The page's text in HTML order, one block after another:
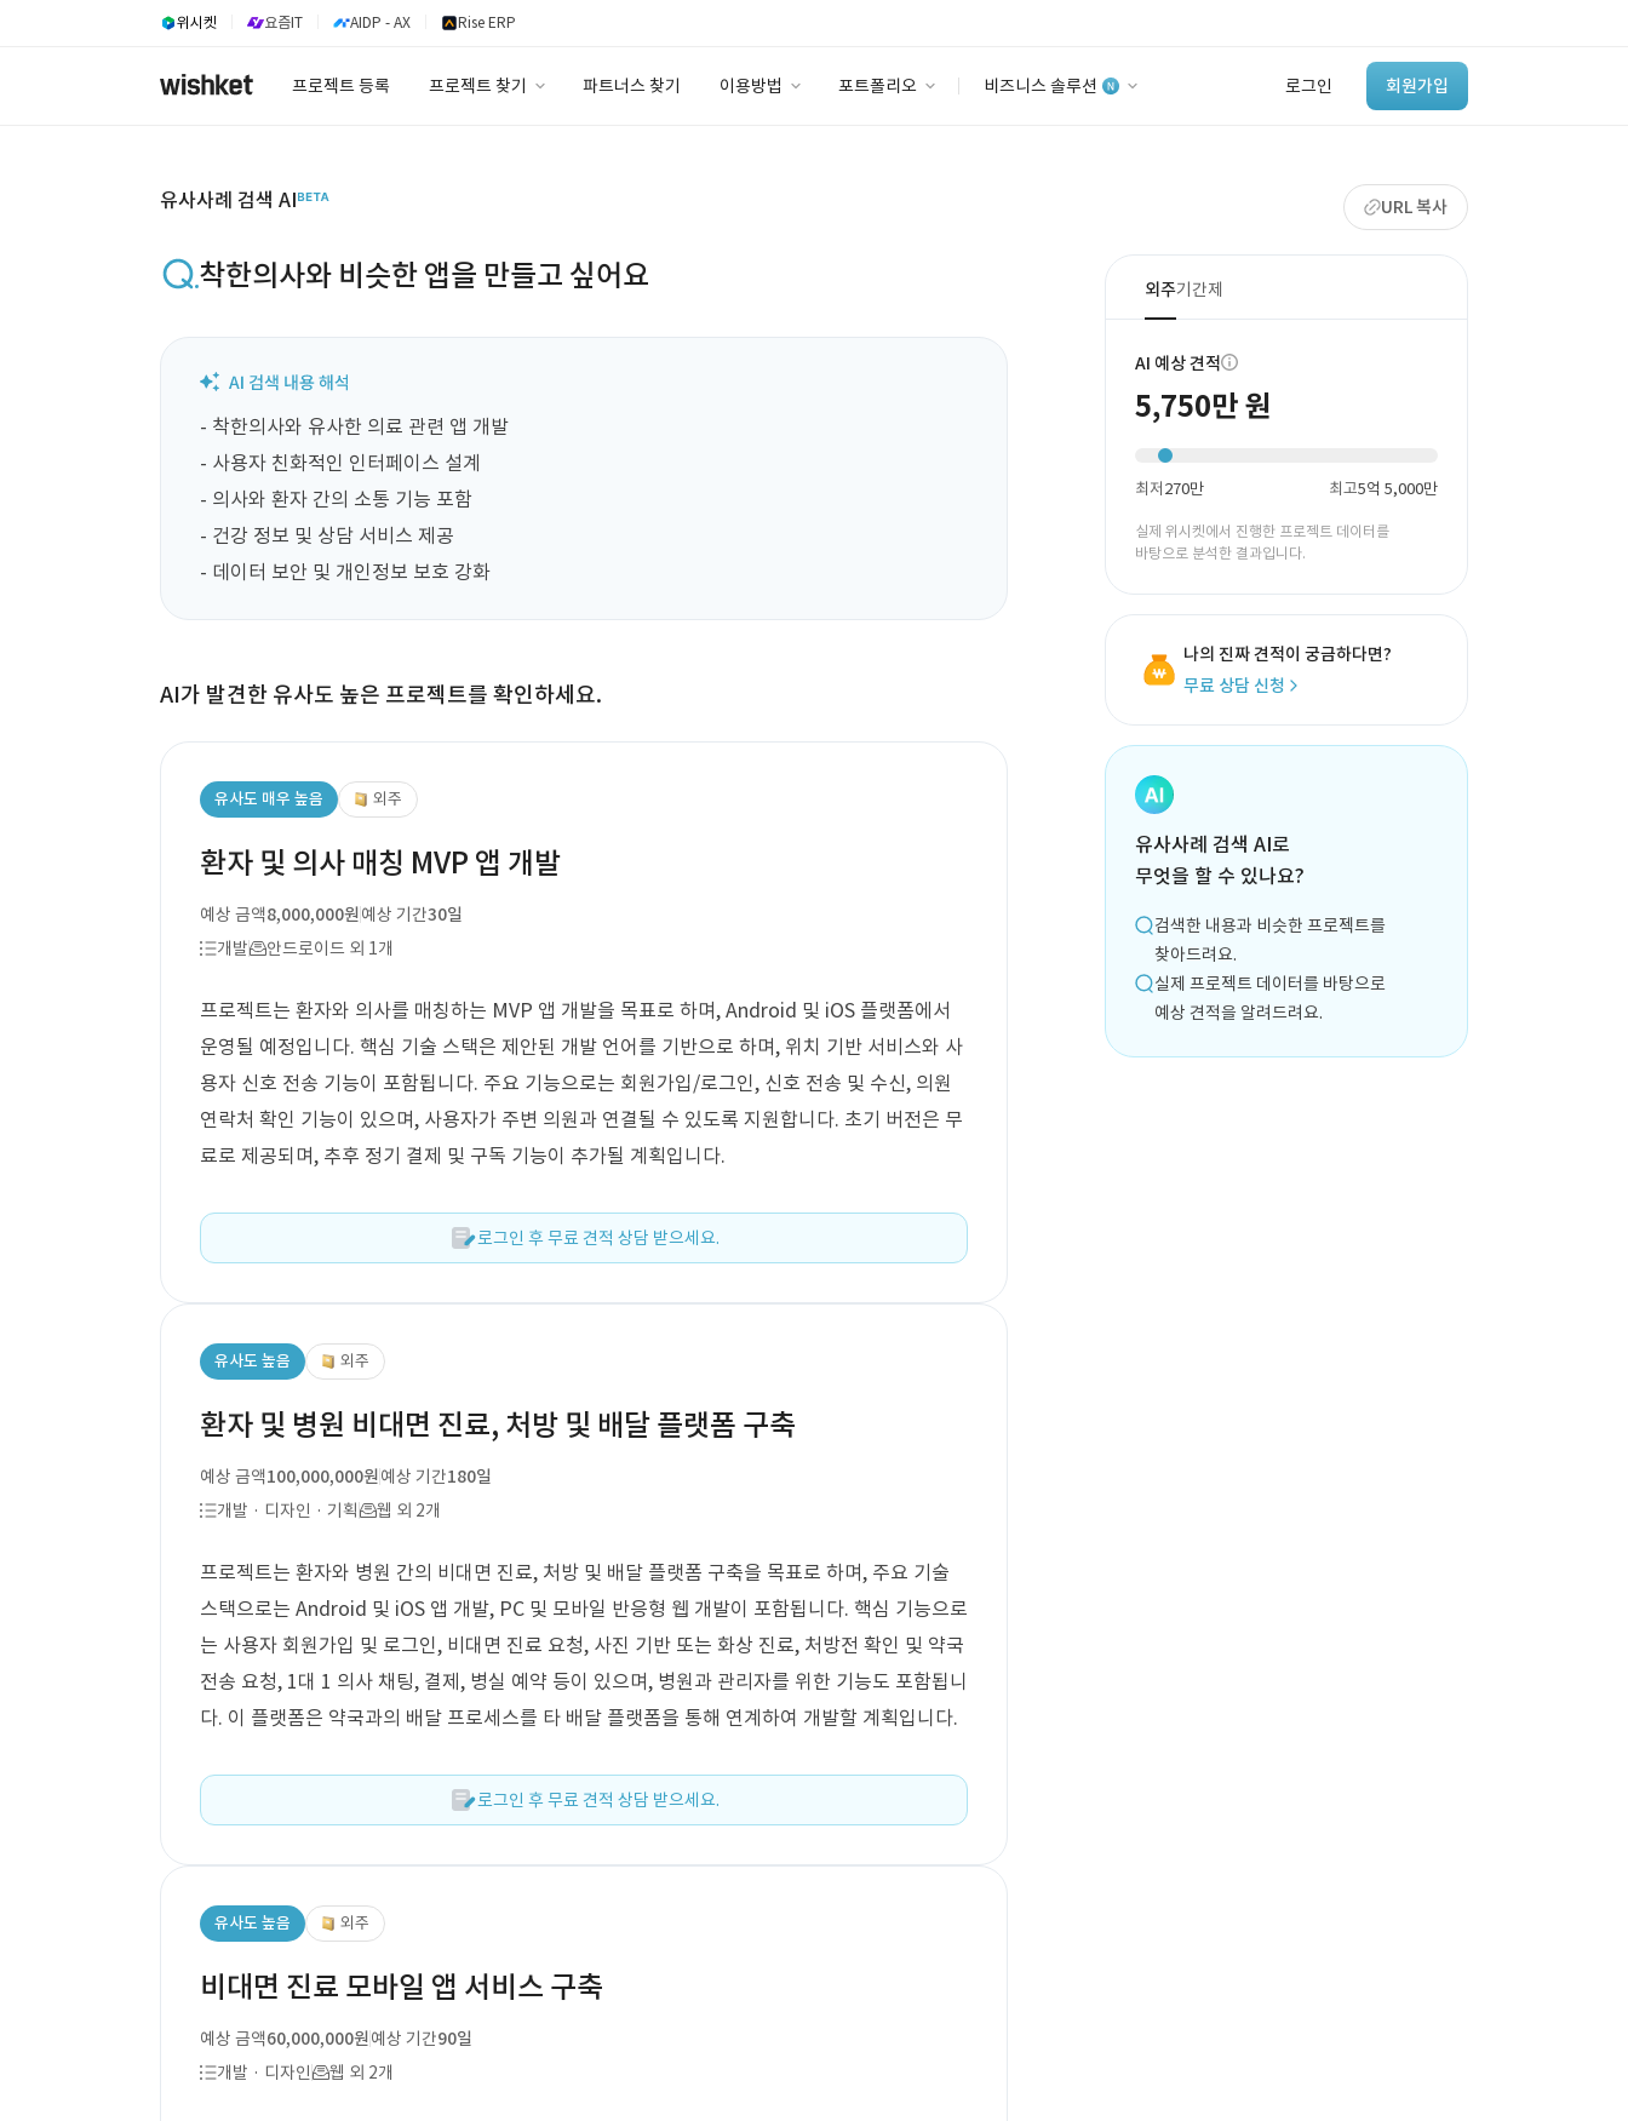
위시켓 요즘IT AIDP - AX Rise ERP
프로젝트 등록 프로젝트 찾기 파트너스 찾기 이용방법 포트폴리오 비즈니스 솔루션 로그인 회원가입
‘이런 거’ 만들어본
개발 회사 있어?
바로가기
유사사례 검색 AI URL 복사
착한의사와 비슷한 앱을 만들고 싶어요
- 착한의사와 유사한 의료 관련 앱 개발
- 사용자 친화적인 인터페이스 설계
- 의사와 환자 간의 소통 기능 포함
- 건강 정보 및 상담 서비스 제공
- 데이터 보안 및 개인정보 보호 강화
AI가 발견한 유사도 높은 프로젝트를 확인하세요.
유사도 매우 높음 외주
환자 및 의사 매칭 MVP 앱 개발
예상 금액8,000,000원예상 기간30일
개발
안드로이드 외 1개
프로젝트는 환자와 의사를 매칭하는 MVP 앱 개발을 목표로 하며, Android 및 iOS 플랫폼에서
운영될 예정입니다. 핵심 기술 스택은 제안된 개발 언어를 기반으로 하며, 위치 기반 서비스와 사
용자 신호 전송 기능이 포함됩니다. 주요 기능으로는 회원가입/로그인, 신호 전송 및 수신, 의원
연락처 확인 기능이 있으며, 사용자가 주변 의원과 연결될 수 있도록 지원합니다. 초기 버전은 무
료로 제공되며, 추후 정기 결제 및 구독 기능이 추가될 계획입니다.
로그인 후 무료 견적 상담 받으세요.
유사도 높음 외주
환자 및 병원 비대면 진료, 처방 및 배달 플랫폼 구축
예상 금액100,000,000원예상 기간180일
개발 · 디자인 · 기획
웹 외 2개
프로젝트는 환자와 병원 간의 비대면 진료, 처방 및 배달 플랫폼 구축을 목표로 하며, 주요 기술
스택으로는 Android 및 iOS 앱 개발, PC 및 모바일 반응형 웹 개발이 포함됩니다. 핵심 기능으로
는 사용자 회원가입 및 로그인, 비대면 진료 요청, 사진 기반 또는 화상 진료, 처방전 확인 및 약국
전송 요청, 1대 1 의사 채팅, 결제, 병실 예약 등이 있으며, 병원과 관리자를 위한 기능도 포함됩니
다. 이 플랫폼은 약국과의 배달 프로세스를 타 배달 플랫폼을 통해 연계하여 개발할 계획입니다.
로그인 후 무료 견적 상담 받으세요.
유사도 높음 외주
비대면 진료 모바일 앱 서비스 구축
예상 금액60,000,000원예상 기간90일
개발 · 디자인
웹 외 2개
외주기간제
AI 예상 견적
5,750만 원
최저270만 최고5억 5,000만
실제 위시켓에서 진행한 프로젝트 데이터를
바탕으로 분석한 결과입니다.
나의 진짜 견적이 궁금하다면?
무료 상담 신청
유사사례 검색 AI로
무엇을 할 수 있나요?
검색한 내용과 비슷한 프로젝트를
찾아드려요.
실제 프로젝트 데이터를 바탕으로
예상 견적을 알려드려요.